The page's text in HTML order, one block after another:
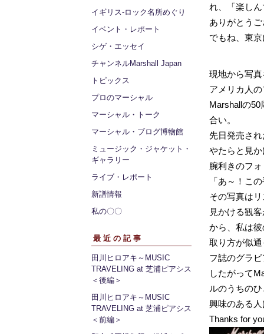
イギリス‐ロック名所めぐり
イベント・レポート
シゲ・エッセイ
チャンネルMarshall Japan
トピックス
プロのマーシャル
マーシャル・トーク
マーシャル・ブログ博物館
ミュージック・ジャケット・
ギャラリー
ライブ・レポート
新譜情報
私の〇〇
最近の記事
田川ヒロアキ～MUSIC
TRAVELING at 芝浦ピアシス
＜後編＞
田川ヒロアキ～MUSIC
TRAVELING at 芝浦ピアシス
＜前編＞
れ、「楽し
ありがとう
でもね、東
現地から写
アメリカ人
Marshallの
合い。
先日発売さ
やたらと見
腕利きのフ
「あ～！こ
その写真は
見かける観
から、私は
取り方が似
フ誌のグラ
したがって
ルのうちの
興味のある
Thanks for